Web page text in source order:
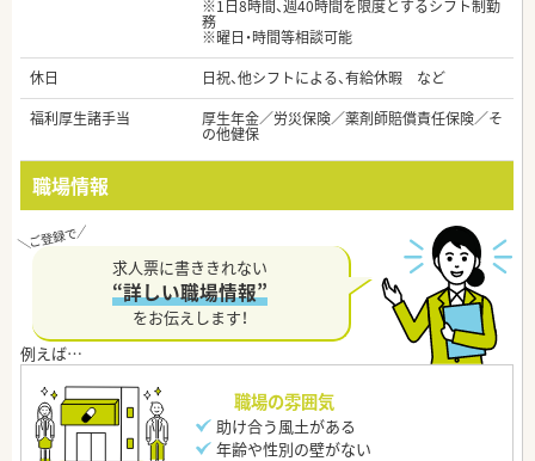
※1日8時間、週40時間を限度とするシフト制勤
務
※曜日・時間等相談可能
休日
日祝、他シフトによる、有給休暇 など
福利厚生諸手当
厚生年金／労災保険／薬剤師賠償責任保険／そ
の他健保
職場情報
求人票に書ききれない
“詳しい職場情報”
をお伝えします！
職場の雰囲気
助け合う風土がある
年齢や性別の壁がない